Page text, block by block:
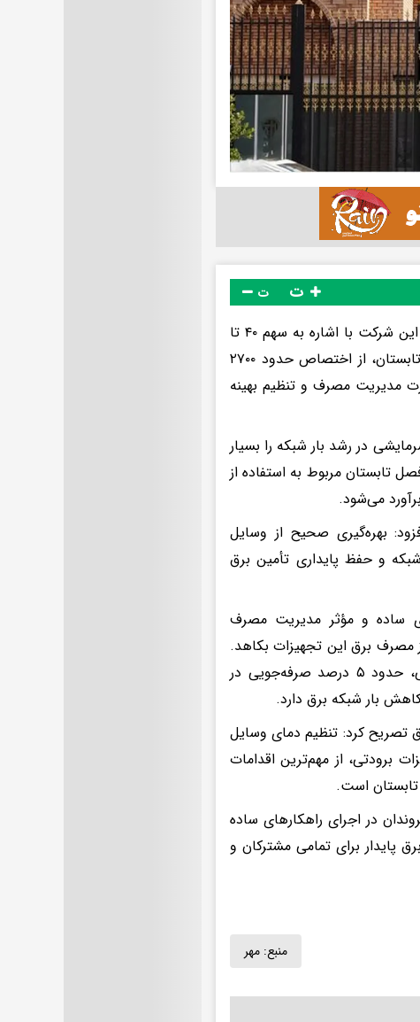
ت
به نقل از شرکت توزیع نیروی برق تهران بزرگ، کامبیز ناظریان مدیرعامل این شرکت با اشاره به سهم ۴۰ تا
۴۵ درصدی سامانه‌های سرمایشی و کولرها از بار مصرفی شبکه برق در تابستان، از اختصاص حدود ۲۷۰۰
مدیریت مصرف و تنظیم بهینه
در رشد بار شبکه را بسیار
شبکه برق در فصل تابستان مربوط به استفاده از
بهره‌گیری صحیح از وسایل
و حفظ پایداری تأمین برق
ساده و مؤثر مدیریت مصرف
از دور کند در کولرهای آبی می‌تواند تا ۴۰ درصد از مصرف برق این تجهیزات بکاهد.
همچنین در کولرهای گازی، به ازای هر یک درجه افزایش دمای تنظیمی، حدود ۵ درصد صرفه‌جویی در
بار شبکه برق دارد.
تصریح کرد: تنظیم دمای وسایل
بهینه از تجهیزات برودتی، از مهم‌ترین اقدامات
است.
در اجرای راهکارهای ساده
برای تمامی مشترکان و
منبع: مهر